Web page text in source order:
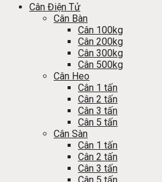
Cân Điện Tử
Cân Bàn
Cân 100kg
Cân 200kg
Cân 300kg
Cân 500kg
Cân Heo
Cân 1 tấn
Cân 2 tấn
Cân 3 tấn
Cân 5 tấn
Cân Sàn
Cân 1 tấn
Cân 2 tấn
Cân 3 tấn
Cân 5 tấn